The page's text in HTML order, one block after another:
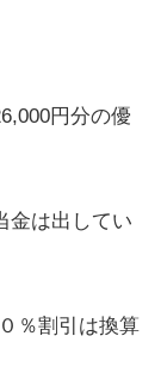
円分の優
金は出してい
％割引は換算